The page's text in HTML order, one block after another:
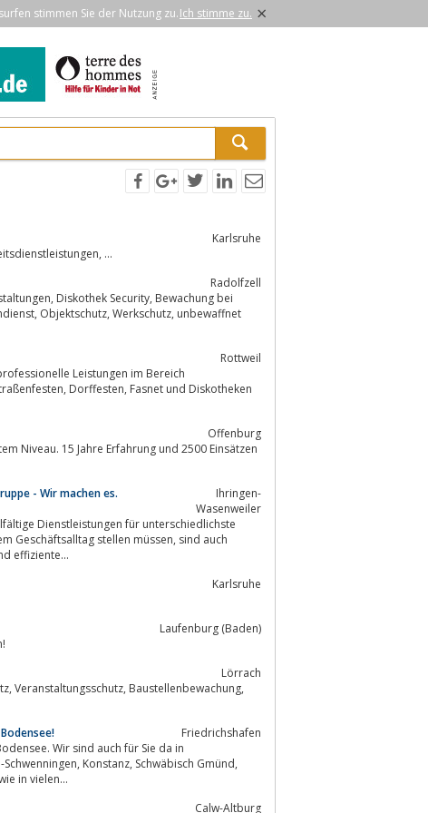
stimmen Sie der Nutzung zu.Ich stimme zu. ×
Karlsruhe
...
Radolfzell
Rottweil
Leistungen im Bereich
Offenburg
Niveau. 15 Jahre Erfahrung und 2500 Einsätzen
- Wir machen es.
Ihringen-
Wasenweiler
Dienstleistungen für unterschiedlichste
und effiziente...
Karlsruhe
Laufenburg (Baden)
Lörrach
Friedrichshafen
Wir sind auch für Sie da in
Kreuzlingen sowie in vielen...
Calw-Altburg